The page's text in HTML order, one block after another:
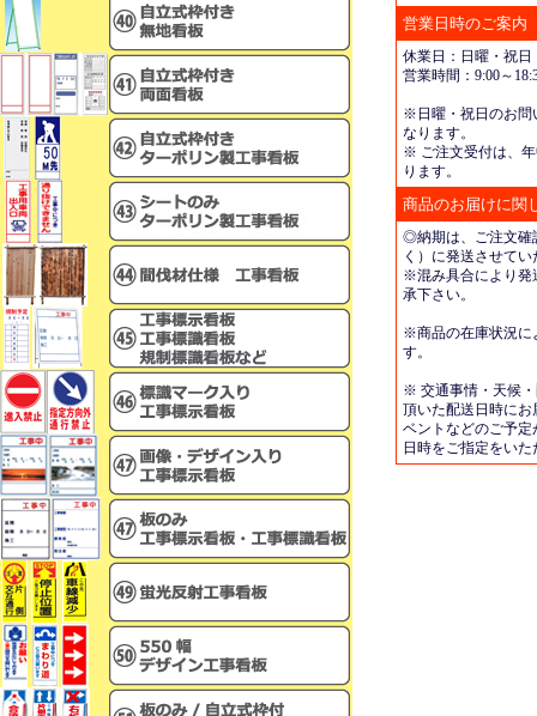
営業日時のご案内
休業日：日曜・祝日
営業時間：9:00～
※日曜・祝日のお問
なります。
※ ご注文受付は、
ります。
商品のお届けに関
◎納期は、ご注文確
く）に発送させて
※混み具合により発
承下さい。
※商品の在庫状況に
す。
※ 交通事情・天候
頂いた配送日時に
ベントなどのご予
日時をご指定をい